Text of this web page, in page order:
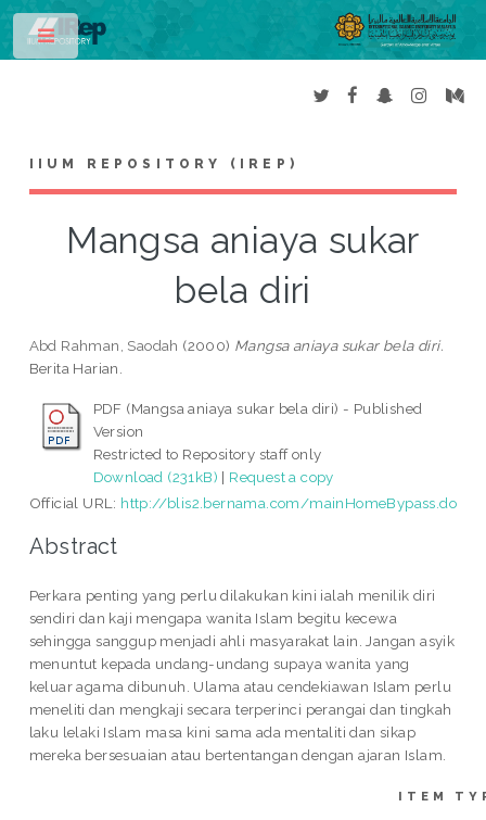
IIUM REPOSITORY (IREP)
Mangsa aniaya sukar
bela diri
Abd Rahman, Saodah (2000) Mangsa aniaya sukar bela diri.
Berita Harian.
PDF (Mangsa aniaya sukar bela diri) - Published
Version
Restricted to Repository staff only
Download (231kB) | Request a copy
Official URL: http://blis2.bernama.com/mainHomeBypass.do
Abstract
Perkara penting yang perlu dilakukan kini ialah menilik diri
sendiri dan kaji mengapa wanita Islam begitu kecewa
sehingga sanggup menjadi ahli masyarakat lain. Jangan asyik
menuntut kepada undang-undang supaya wanita yang
keluar agama dibunuh. Ulama atau cendekiawan Islam perlu
meneliti dan mengkaji secara terperinci perangai dan tingkah
laku lelaki Islam masa kini sama ada mentaliti dan sikap
mereka bersesuaian atau bertentangan dengan ajaran Islam.
ITEM
Toggle